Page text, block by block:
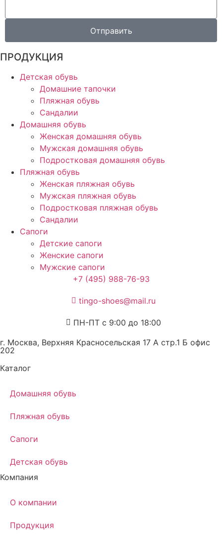
Отправить
ПРОДУКЦИЯ
Детская обувь
Домашние тапочки
Пляжная обувь
Сандалии
Домашняя обувь
Женская домашняя обувь
Мужская домашняя обувь
Подростковая домашняя обувь
Пляжная обувь
Женская пляжная обувь
Мужская пляжная обувь
Подростковая пляжная обувь
Сандалии
Сапоги
Детские сапоги
Женские сапоги
Мужские сапоги
Компания
О компании
Продукция
Каталог
Домашняя обувь
Пляжная обувь
Сапоги
Детская обувь
+7 (495) 988-76-93
tingo-shoes@mail.ru
ПН-ПТ с 9:00 до 18:00
г. Москва, Верхняя Красносельская 17 А стр.1 Б офис
202